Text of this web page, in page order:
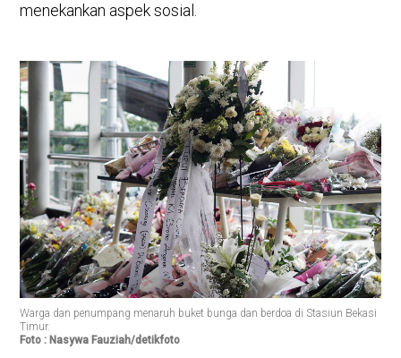
menekankan aspek sosial.
Warga dan penumpang menaruh buket bunga dan berdoa di Stasiun Bekasi
Timur.
Foto : Nasywa Fauziah/detikfoto